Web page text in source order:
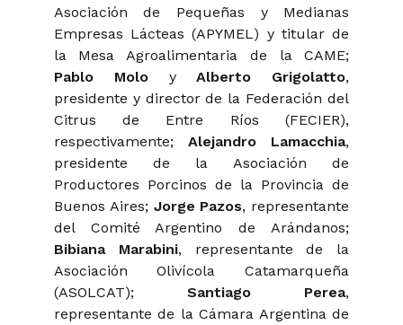
Asociación de Pequeñas y Medianas
Empresas Lácteas (APYMEL) y titular de
la Mesa Agroalimentaria de la CAME;
Pablo MoloyAlberto Grigolatto,
presidente y director de la Federación del
Citrus de Entre Ríos (FECIER),
respectivamente;Alejandro Lamacchia,
presidente de la Asociación de
Productores Porcinos de la Provincia de
Buenos Aires; Jorge Pazos, representante
del Comité Argentino de Arándanos;
Bibiana Marabini, representante de la
Asociación Olivícola Catamarqueña
(ASOLCAT); Santiago Perea,
representante de la Cámara Argentina de